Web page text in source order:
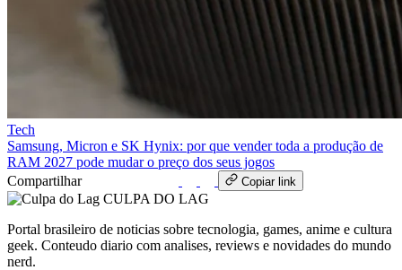
Tech
Samsung, Micron e SK Hynix: por que vender toda a produção de
RAM 2027 pode mudar o preço dos seus jogos
Compartilhar
Copiar link
CULPA DO LAG
Portal brasileiro de noticias sobre tecnologia, games, anime e cultura
geek. Conteudo diario com analises, reviews e novidades do mundo
nerd.